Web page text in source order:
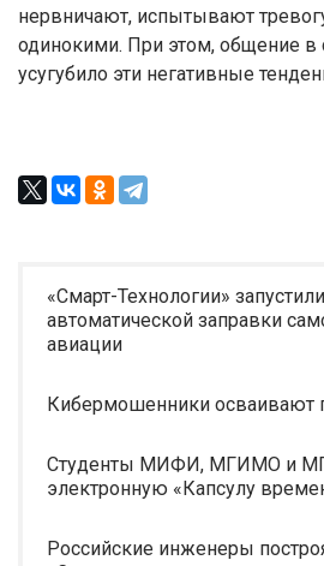
нервничают, испытывают
одинокими. При этом, общение в
усугубило эти негативные
«Смарт-Технологии»
автоматической заправки
авиации
Кибермошенники осваивают
Студенты МИФИ, МГИМО и
электронную «Капсулу
Российские инженеры